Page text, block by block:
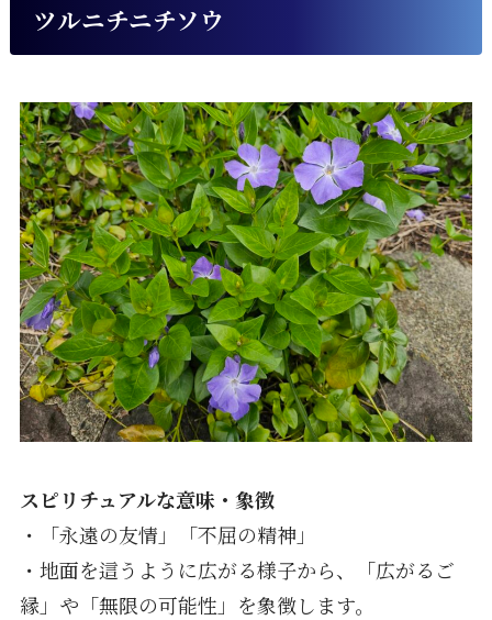
ツルニチニチソウ
スピリチュアルな意味・象徴
・「永遠の友情」「不屈の精神」
・地面を這うように広がる様子から、「広がるご
縁」や「無限の可能性」を象徴します。